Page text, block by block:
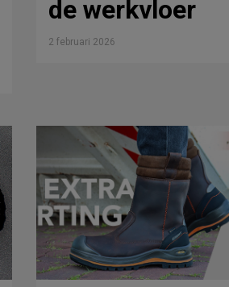
de werkvloer
2 februari 2026